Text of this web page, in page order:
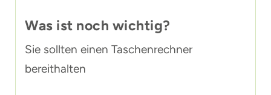
Was ist noch wichtig?
Sie sollten einen Taschenrechner
bereithalten